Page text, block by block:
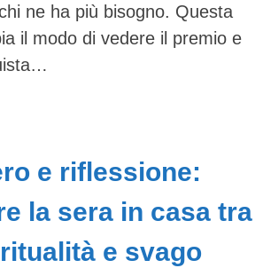
ne ha più bisogno. Questa
il modo di vedere il premio e
e riflessione:
la sera in casa tra
e svago